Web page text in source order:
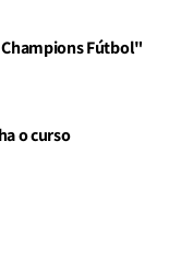
Champions Fútbol"
o curso